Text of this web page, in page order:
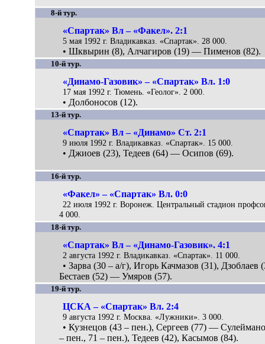
8-й тур.
«Спартак» Вл – «Факел». 2:1
5 мая 1992 г. Владикавказ. «Спартак». 28 000.
• Шквырин (8), Алчагиров (19) — Пименов (82).
10-й тур.
«Динамо-Газовик» – «Спартак» Вл. 1:0
17 мая 1992 г. Тюмень. «Геолог». 2 000.
• Долбоносов (12).
13-й тур.
«Спартак» Вл – «Динамо» Ст. 2:1
9 июля 1992 г. Владикавказ. «Спартак». 15 000.
• Джиоев (23), Тедеев (64) — Осипов (69).
16-й тур.
«Факел» – «Спартак» Вл. 0:0
22 июля 1992 г. Воронеж. Центральный стадион
4 000.
18-й тур.
«Спартак» Вл – «Динамо-Газовик». 4:1
2 августа 1992 г. Владикавказ. «Спартак». 11 000.
• Зарва (30 – а/г), Игорь Качмазов (31), Дзоблаев
Бестаев (52) — Умяров (57).
19-й тур.
ЦСКА – «Спартак» Вл. 2:4
9 августа 1992 г. Москва. «Лужники». 3 000.
• Кузнецов (43 – пен.), Сергеев (77) —
– пен., 71 – пен.), Тедеев (42), Касымов (84).